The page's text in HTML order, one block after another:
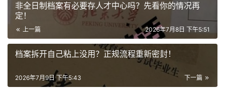
非全日制档案有必要存人才中心吗？先看你的情况再
定！
上一篇 2026年7月8日 下午5:51
档案拆开自己粘上没用？正规流程重新密封！
下一篇
2026年7月9日 下午5:43